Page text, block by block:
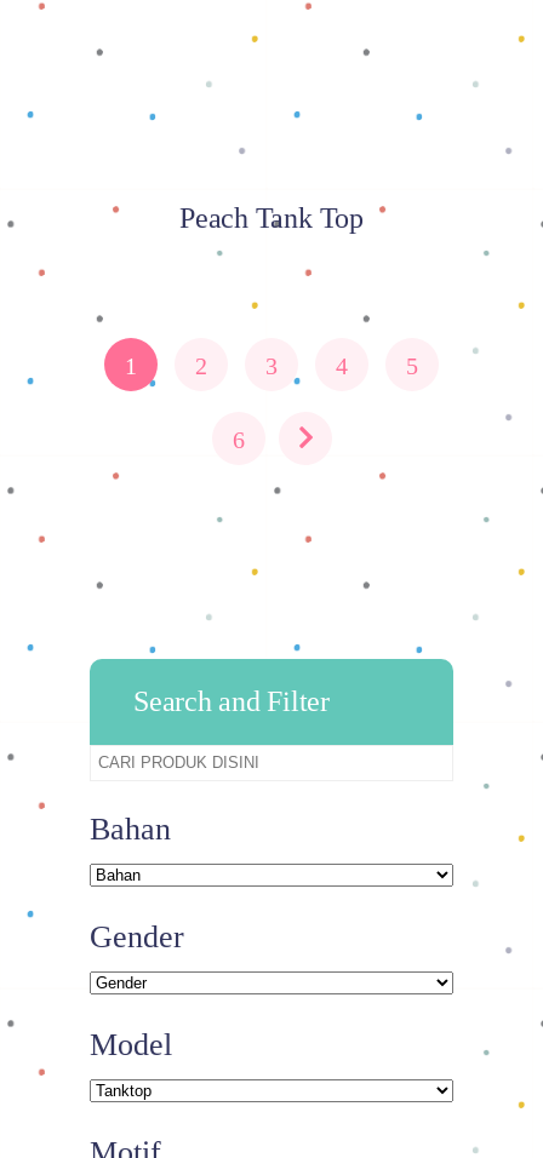
Peach Tank Top
1 2 3 4 5
6
Search and Filter
Bahan
Gender
Model